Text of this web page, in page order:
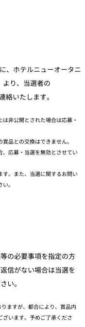
、ホテルニューオータニ
より、当選者の
いたします。
非公開とされた場合は応募・
品との交換はできません。
応募・当選を無効とさせてい
。また、当選に関するお問い
。
の必要事項を指定の方
信がない場合は当選を
い。
ますが、都合により、賞品内
います。予めご了承くださ